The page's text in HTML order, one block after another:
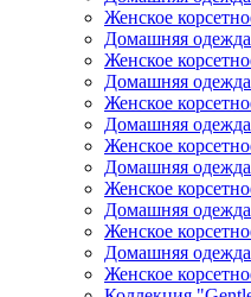
Женское
Домашняя
Женское
Домашняя
Женское
Домашняя
Женское
Домашняя
Женское
Домашняя
Женское
Домашняя
Женское